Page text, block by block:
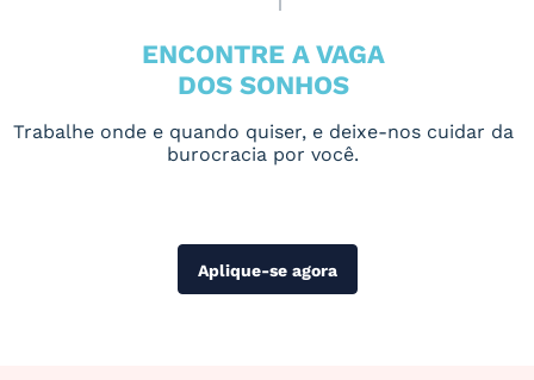
ENCONTRE A VAGA
DOS SONHOS
Trabalhe onde e quando quiser, e deixe-nos cuidar da
burocracia por você.
Aplique-se agora